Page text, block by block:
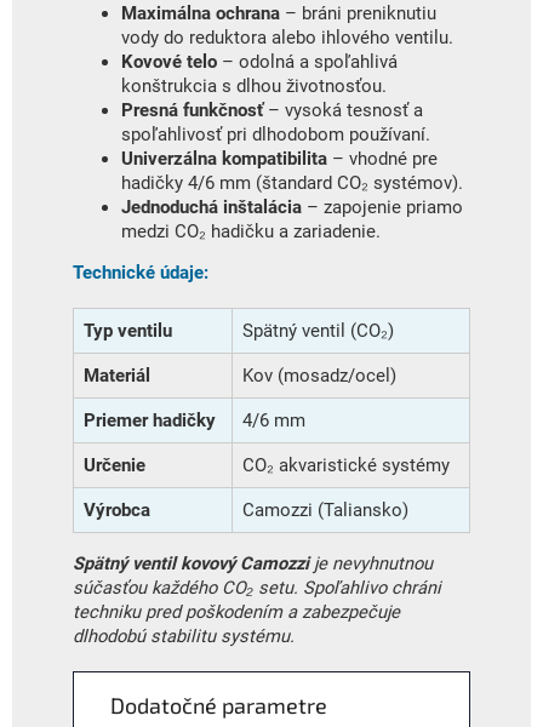
Maximálna ochrana – bráni preniknutiu
vody do reduktora alebo ihlového ventilu.
Kovové telo – odolná a spoľahlivá
konštrukcia s dlhou životnosťou.
Presná funkčnosť– vysoká tesnosť a
spoľahlivosť pri dlhodobom používaní.
Univerzálna kompatibilita – vhodné pre
hadičky 4/6 mm (štandard CO₂ systémov).
Jednoduchá inštalácia – zapojenie priamo
medzi CO₂ hadičku a zariadenie.
Technické údaje:
Typ ventilu Spätný ventil (CO₂)
Materiál Kov (mosadz/ocel)
Priemer hadičky 4/6 mm
Určenie CO₂ akvaristické systémy
Výrobca Camozzi (Taliansko)
Spätný ventil kovový Camozzije nevyhnutnou
súčasťou každého CO₂ setu. Spoľahlivo chráni
techniku pred poškodením a zabezpečuje
dlhodobú stabilitu systému.
Dodatočné parametre